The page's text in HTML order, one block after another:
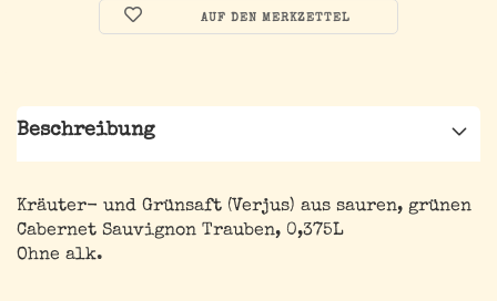
AUF DEN MERKZETTEL
Beschreibung
Kräuter- und Grünsaft (Verjus) aus sauren, grünen
Cabernet Sauvignon Trauben, 0,375L
Ohne alk.